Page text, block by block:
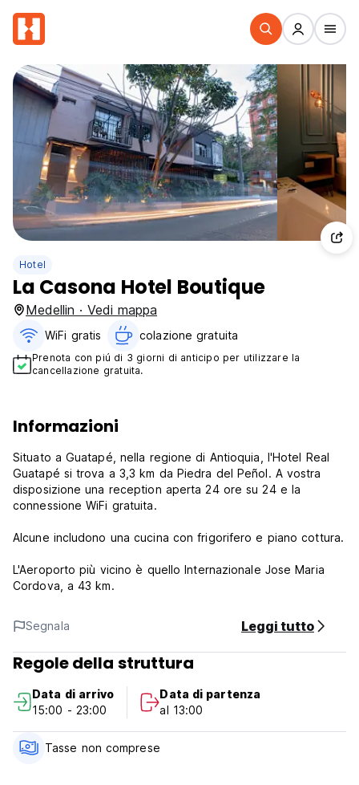
Hotel
La Casona Hotel Boutique
Medellin · Vedi mappa
WiFi gratis colazione gratuita‎
Prenota con piú di 3 giorni di anticipo per utilizzare la
cancellazione gratuita.
Informazioni
Situato a Guatapé, nella regione di Antioquia, l'Hotel Real
Guatapé si trova a 3,3 km da Piedra del Peñol. A vostra
disposizione una reception aperta 24 ore su 24 e la
connessione WiFi gratuita.
Alcune includono una cucina con frigorifero e piano cottura.
L'Aeroporto più vicino è quello Internazionale Jose Maria
Cordova, a 43 km.
Segnala Leggi tutto
Regole della struttura
Data di arrivo
15:00 - 23:00
Data di partenza
al 13:00
Tasse non comprese